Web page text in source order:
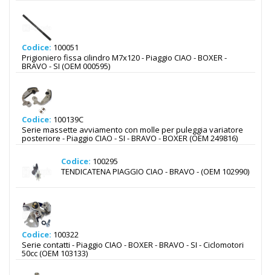
Codice: 100051
Prigioniero fissa cilindro M7x120 - Piaggio CIAO - BOXER -
BRAVO - SI (OEM 000595)
Codice: 100139C
Serie massette avviamento con molle per puleggia variatore
posteriore - Piaggio CIAO - SI - BRAVO - BOXER (OEM 249816)
Codice: 100295
TENDICATENA PIAGGIO CIAO - BRAVO - (OEM 102990)
Codice: 100322
Serie contatti - Piaggio CIAO - BOXER - BRAVO - SI - Ciclomotori
50cc (OEM 103133)